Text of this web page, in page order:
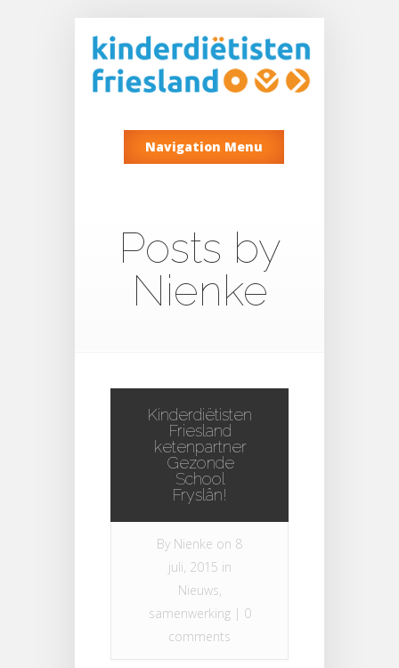
Navigation Menu
Posts by
Nienke
Kinderdiëtisten
Friesland
ketenpartner
Gezonde
School
Fryslân!
By Nienke on 8
juli, 2015 in
Nieuws,
samenwerking| 0
comments